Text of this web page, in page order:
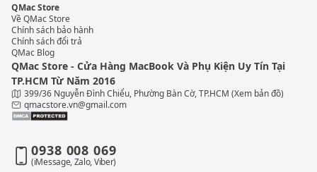
Mua MacBook Pro M1 ở đâu giá
QMac Store
Về QMac Store
Chính sách bảo hành
Chính sách đổi trả
QMac Blog
QMac Store - Cửa Hàng MacBook Và Phụ Kiện Uy Tín Tại
TP.HCM Từ Năm 2016
399/36 Nguyễn Đình Chiểu, Phường Bàn Cờ, TP.HCM (Xem bản đồ)
qmacstore.vn@gmail.com
0938 008 069
(iMessage, Zalo, Viber)